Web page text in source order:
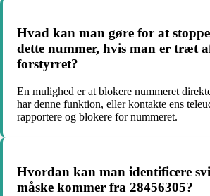
Hvad kan man gøre for at
dette nummer, hvis man er træt
forstyrret?
En mulighed er at blokere nummeret
har denne funktion, eller kontakte ens
rapportere og blokere for nummeret.
Hvordan kan man identificere
måske kommer fra 28456305?